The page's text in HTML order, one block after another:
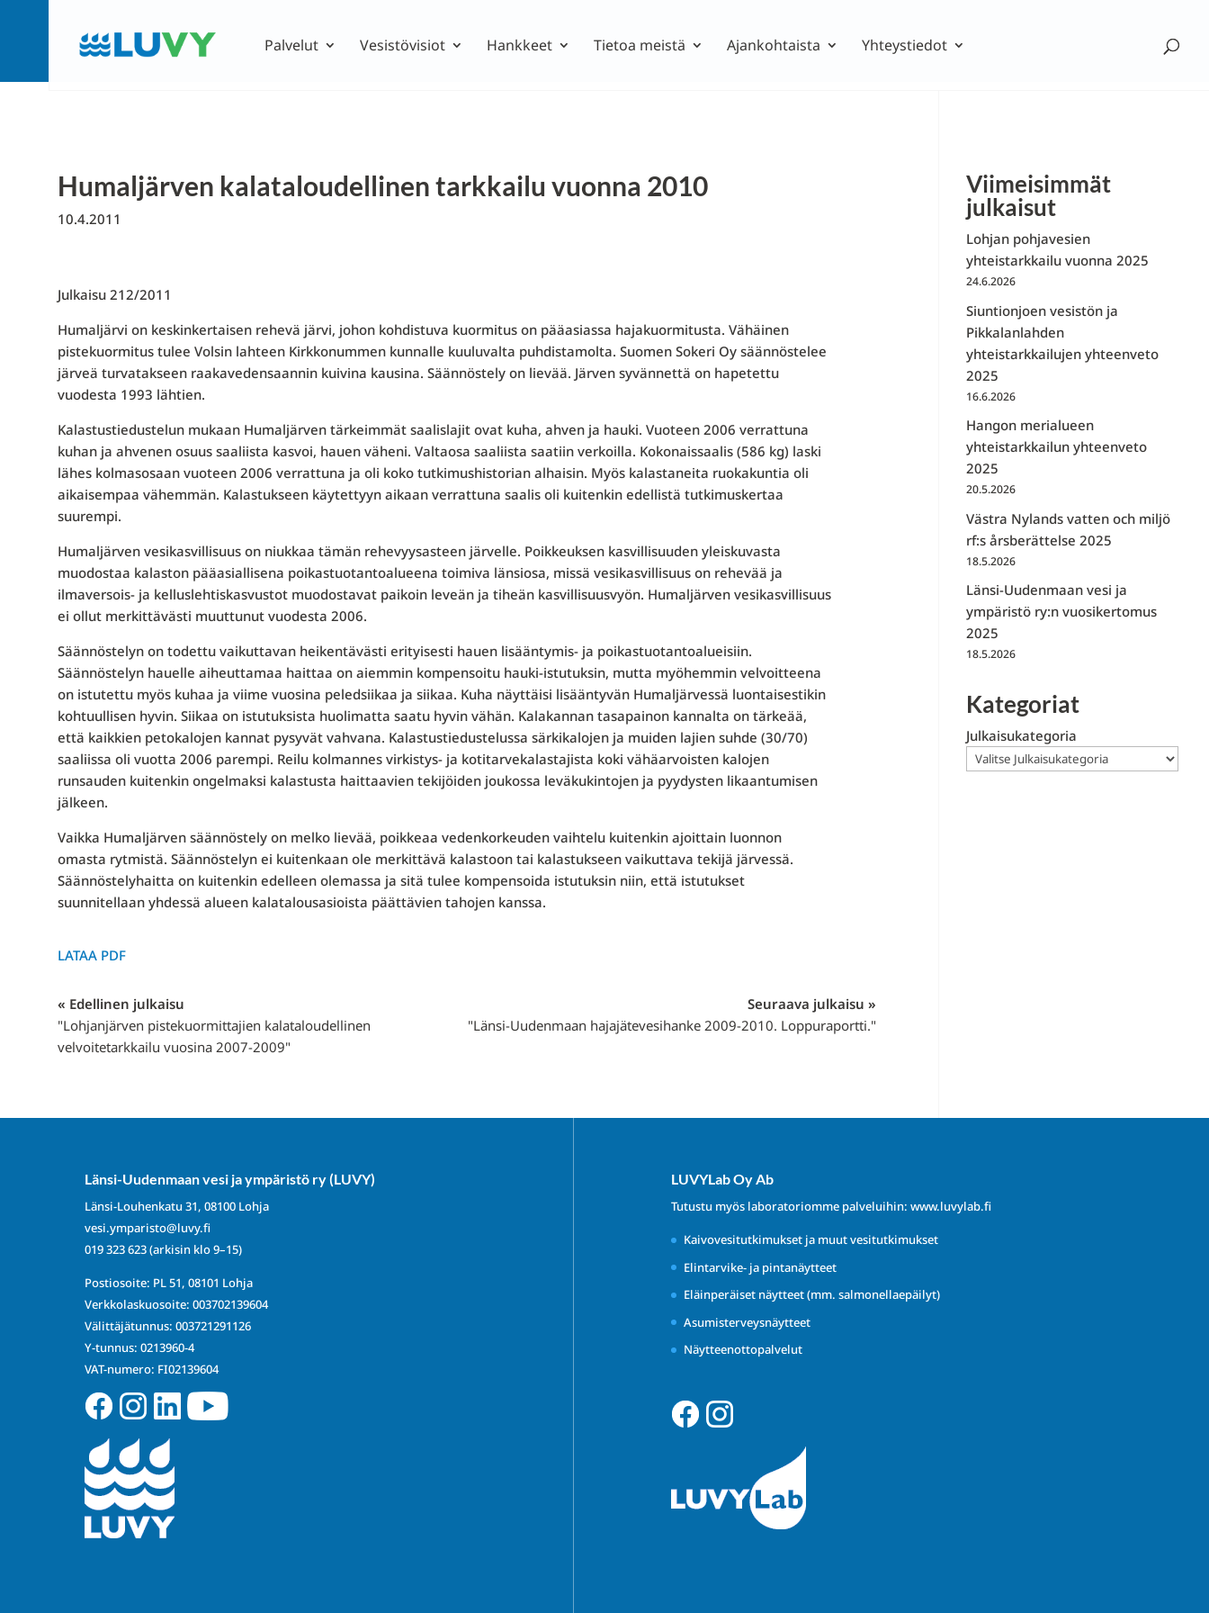
Palvelut Vesistövisiot Hankkeet Tietoa meistä Ajankohtaista Yhteystiedot
Humaljärven kalataloudellinen tarkkailu vuonna 2010
10.4.2011
Julkaisu 212/2011
Humaljärvi on keskinkertaisen rehevä järvi, johon kohdistuva kuormitus on pääasiassa hajakuormitusta. Vähäinen
pistekuormitus tulee Volsin lahteen Kirkkonummen kunnalle kuuluvalta puhdistamolta. Suomen Sokeri Oy säännöstelee
järveä turvatakseen raakavedensaannin kuivina kausina. Säännöstely on lievää. Järven syvännettä on hapetettu
vuodesta 1993 lähtien.
Kalastustiedustelun mukaan Humaljärven tärkeimmät saalislajit ovat kuha, ahven ja hauki. Vuoteen 2006 verrattuna
kuhan ja ahvenen osuus saaliista kasvoi, hauen väheni. Valtaosa saaliista saatiin verkoilla. Kokonaissaalis (586 kg) laski
lähes kolmasosaan vuoteen 2006 verrattuna ja oli koko tutkimushistorian alhaisin. Myös kalastaneita ruokakuntia oli
aikaisempaa vähemmän. Kalastukseen käytettyyn aikaan verrattuna saalis oli kuitenkin edellistä tutkimuskertaa
suurempi.
Humaljärven vesikasvillisuus on niukkaa tämän rehevyysasteen järvelle. Poikkeuksen kasvillisuuden yleiskuvasta
muodostaa kalaston pääasiallisena poikastuotantoalueena toimiva länsiosa, missä vesikasvillisuus on rehevää ja
ilmaversois- ja kelluslehtiskasvustot muodostavat paikoin leveän ja tiheän kasvillisuusvyön. Humaljärven vesikasvillisuus
ei ollut merkittävästi muuttunut vuodesta 2006.
Säännöstelyn on todettu vaikuttavan heikentävästi erityisesti hauen lisääntymis- ja poikastuotantoalueisiin.
Säännöstelyn hauelle aiheuttamaa haittaa on aiemmin kompensoitu hauki-istutuksin, mutta myöhemmin velvoitteena
on istutettu myös kuhaa ja viime vuosina peledsiikaa ja siikaa. Kuha näyttäisi lisääntyvän Humaljärvessä luontaisestikin
kohtuullisen hyvin. Siikaa on istutuksista huolimatta saatu hyvin vähän. Kalakannan tasapainon kannalta on tärkeää,
että kaikkien petokalojen kannat pysyvät vahvana. Kalastustiedustelussa särkikalojen ja muiden lajien suhde (30/70)
saaliissa oli vuotta 2006 parempi. Reilu kolmannes virkistys- ja kotitarvekalastajista koki vähäarvoisten kalojen
runsauden kuitenkin ongelmaksi kalastusta haittaavien tekijöiden joukossa leväkukintojen ja pyydysten likaantumisen
jälkeen.
Vaikka Humaljärven säännöstely on melko lievää, poikkeaa vedenkorkeuden vaihtelu kuitenkin ajoittain luonnon
omasta rytmistä. Säännöstelyn ei kuitenkaan ole merkittävä kalastoon tai kalastukseen vaikuttava tekijä järvessä.
Säännöstelyhaitta on kuitenkin edelleen olemassa ja sitä tulee kompensoida istutuksin niin, että istutukset
suunnitellaan yhdessä alueen kalatalousasioista päättävien tahojen kanssa.
LATAA PDF
« Edellinen julkaisu
"Lohjanjärven pistekuormittajien kalataloudellinen
velvoitetarkkailu vuosina 2007-2009"
Seuraava julkaisu »
"Länsi-Uudenmaan hajajätevesihanke 2009-2010. Loppuraportti."
Viimeisimmät
julkaisut
Lohjan pohjavesien
yhteistarkkailu vuonna 2025
24.6.2026
Siuntionjoen vesistön ja
Pikkalanlahden
yhteistarkkailujen yhteenveto
2025
16.6.2026
Hangon merialueen
yhteistarkkailun yhteenveto
2025
20.5.2026
Västra Nylands vatten och miljö
rf:s årsberättelse 2025
18.5.2026
Länsi-Uudenmaan vesi ja
ympäristö ry:n vuosikertomus
2025
18.5.2026
Kategoriat
Julkaisukategoria
Länsi-Uudenmaan vesi ja ympäristö ry (LUVY)
Länsi-Louhenkatu 31, 08100 Lohja
vesi.ymparisto@luvy.fi
019 323 623(arkisin klo 9–15)
Postiosoite: PL 51, 08101 Lohja
Verkkolaskuosoite: 003702139604
Välittäjätunnus: 003721291126
Y-tunnus: 0213960-4
VAT-numero: FI02139604
LUVYLab Oy Ab
Tutustu myös laboratoriomme palveluihin: www.luvylab.fi
Kaivovesitutkimukset ja muut vesitutkimukset
Elintarvike- ja pintanäytteet
Eläinperäiset näytteet (mm. salmonellaepäilyt)
Asumisterveysnäytteet
Näytteenottopalvelut